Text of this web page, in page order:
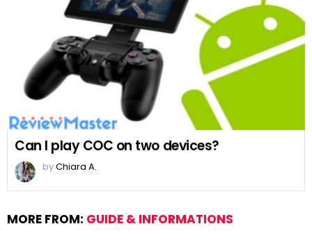
Can I play COC on two devices?
byChiara A.
MORE FROM: GUIDE & INFORMATIONS